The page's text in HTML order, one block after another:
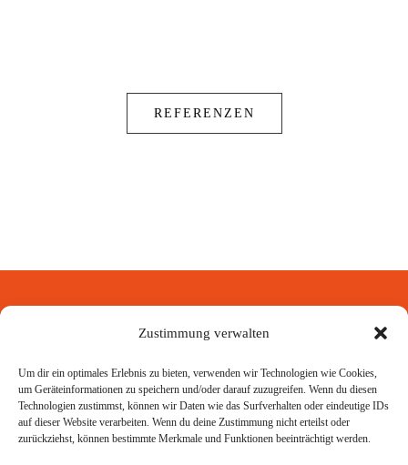
Zustimmung verwalten
Um dir ein optimales Erlebnis zu bieten, verwenden wir Technologien wie Cookies,
um Geräteinformationen zu speichern und/oder darauf zuzugreifen. Wenn du diesen
Technologien zustimmst, können wir Daten wie das Surfverhalten oder eindeutige IDs
auf dieser Website verarbeiten. Wenn du deine Zustimmung nicht erteilst oder
zurückziehst, können bestimmte Merkmale und Funktionen beeinträchtigt werden.
REFERENZEN
Los geht’s!
GEMEINSAM FÜR IHREN ERFOLG.